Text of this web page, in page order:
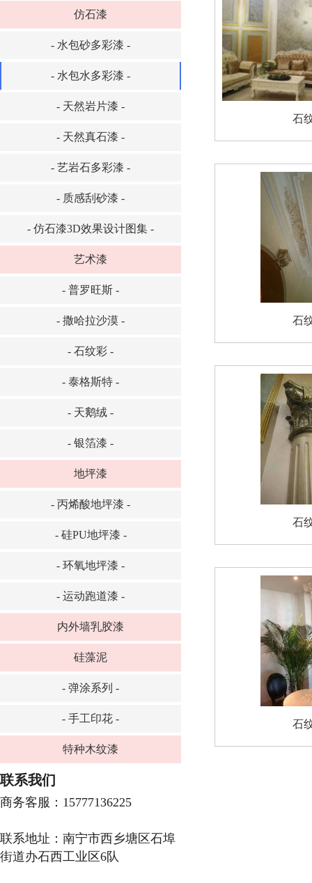
仿石漆
- 水包砂多彩漆 -
- 水包水多彩漆 -
- 天然岩片漆 -
- 天然真石漆 -
- 艺岩石多彩漆 -
- 质感刮砂漆 -
- 仿石漆3D效果设计图集 -
艺术漆
- 普罗旺斯 -
- 撒哈拉沙漠 -
- 石纹彩 -
- 泰格斯特 -
- 天鹅绒 -
- 银箔漆 -
地坪漆
- 丙烯酸地坪漆 -
- 硅PU地坪漆 -
- 环氧地坪漆 -
- 运动跑道漆 -
内外墙乳胶漆
硅藻泥
- 弹涂系列 -
- 手工印花 -
特种木纹漆
联系我们
商务客服：15777136225
联系地址：南宁市西乡塘区石埠
街道办石西工业区6队
石
石
石
石